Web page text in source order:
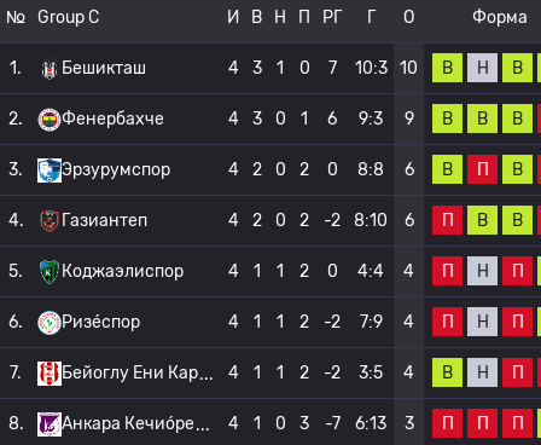
№ Group C И В Н П РГ Г О Форма
1. Бешикташ 4 3 1 0 7 10:3 10 В Н В
2. Фенербахче 4 3 0 1 6 9:3 9 В В В
3. Эрзурумспор 4 2 0 2 0 8:8 6 В П В
4. Газиантеп 4 2 0 2 -2 8:10 6 П В В
5. Коджаэлиспор 4 1 1 2 0 4:4 4 П Н П
6. Ризе́спор 4 1 1 2 -2 7:9 4 П Н П
7. Бейоглу Ени Кар 4 1 1 2 -2 3:5 4 В Н П
8. Анкара Кечио́ре 4 1 0 3 -7 6:13 3 П П П